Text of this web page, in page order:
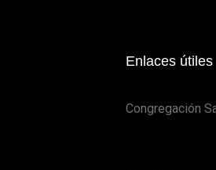
Enlaces útiles
Congregación